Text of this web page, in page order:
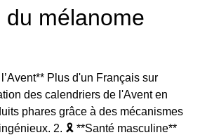
du mélanome
Plus d'un Français sur
des calendriers de l'Avent en
phares grâce à des mécanismes
2. 🎗️ **Santé masculine**